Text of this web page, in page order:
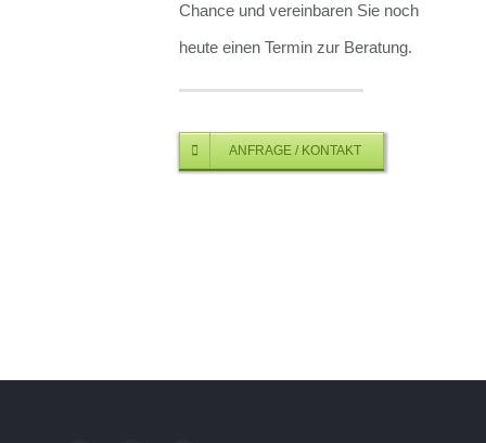
Chance und vereinbaren Sie noch
heute einen Termin zur Beratung.
ANFRAGE / KONTAKT